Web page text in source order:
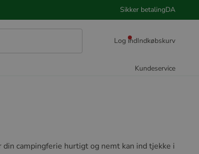
Sikker betalingDA
Log indIndkøbskurv
Kundeservice
campingferie hurtigt og nemt kan ind tjekke i